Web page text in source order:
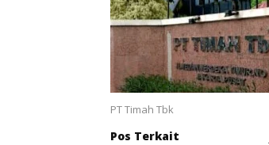
PT Timah Tbk
Pos Terkait